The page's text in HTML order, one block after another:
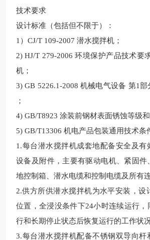
技术要求
设计标准（包括但不限于）：
1）CJ/T 109-2007 潜水搅拌机；
2) HJ/T 279-2006 环境保护产品技术要
机；
3) GB 5226.1-2008 机械电气设备 第1
；
4) GB/T8923 涂装前钢材表面锈蚀等级和
5) GB/T13306 机电产品包装通用技术条
1.每台潜水搅拌机成套地配备安全及有
设备及附件，主要有驱动电机、紧固件
地控制箱、潜水电缆和控制电缆及所有
2.供方所供潜水搅拌机为水平安装，设
位置，全浸没条件下24小时连续运行，
行和长期停止状态后恢复运行的工作状况
3.每台潜水搅拌机配备不锈钢双导向杆